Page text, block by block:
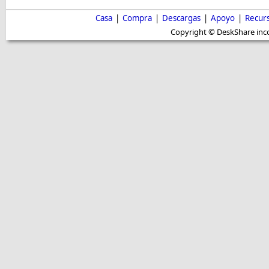
Casa | Compra | Descargas | Apoyo |
Copyright © DeskShare